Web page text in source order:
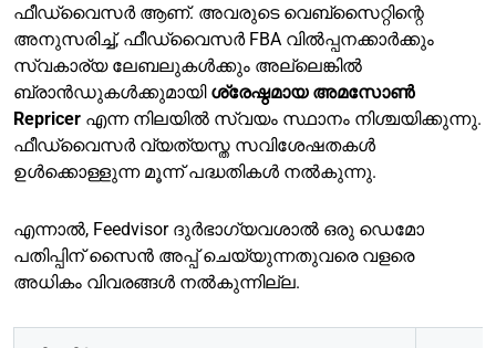
ഫീഡ്‌വൈസർ ആണ്. അവരുടെ വെബ്സൈറ്റിന്റെ
അനുസരിച്ച്, ഫീഡ്‌വൈസർ FBA വിൽപ്പനക്കാർക്കും
സ്വകാര്യ ലേബലുകൾക്കും അല്ലെങ്കിൽ
ബ്രാൻഡുകൾക്കുമായി ശ്രേഷ്ഠമായ അമസോൺ
Repricer എന്ന നിലയിൽ സ്വയം സ്ഥാനം നിശ്ചയിക്കുന്നു.
ഫീഡ്‌വൈസർ വ്യത്യസ്ത സവിശേഷതകൾ
ഉൾക്കൊള്ളുന്ന മൂന്ന് പദ്ധതികൾ നൽകുന്നു.
എന്നാൽ, Feedvisor ദുർഭാഗ്യവശാൽ ഒരു ഡെമോ
പതിപ്പിന് സൈൻ അപ്പ് ചെയ്യുന്നതുവരെ വളരെ
അധികം വിവരങ്ങൾ നൽകുന്നില്ല.